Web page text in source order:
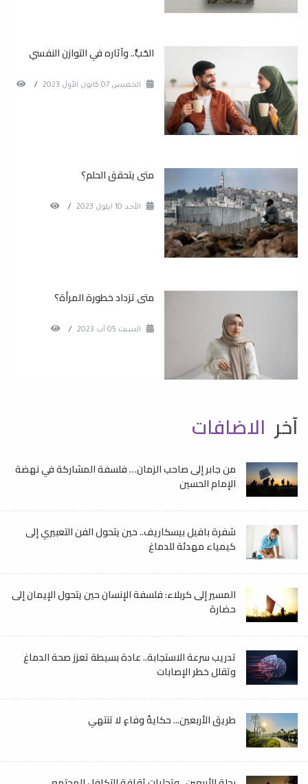
الحُبُّ.. وآثاره في التوازن النفسي
الخميس 07 كانون الأول 2023 /
متى يتحقق الحلم؟
الأحد 10 ايلول 2023 /
متى تزداد خطورة المرأة؟
السبت 05 آب 2023 /
آخر الاضافات
من جابر إلى صاحب الزمان… فلسفة المشاركة في نهضة
الإمام الحسين
شفرة بافيل بيسكاريف.. حين يتحول الفن التعبيري إلى
كيمياء مهدئة للدماغ
المسير إلى كربلاء: فلسفة الإنسان حين يتحول الإيمان إلى
حضارة
تدريب سرعة الاستجابة.. عادة بسيطة تعزز صحة الدماغ
وتقلل خطر الإصابات
طريق الأربعين... حكايةُ وفاءٍ لا تنتهي